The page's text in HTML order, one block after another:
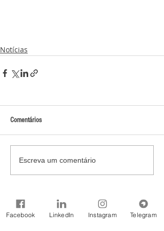
Notícias
Comentários
Escreva um comentário
Facebook LinkedIn Instagram Telegram